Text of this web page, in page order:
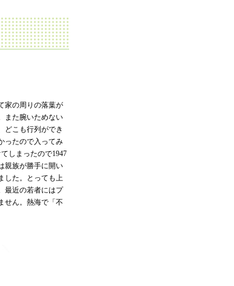
家の周りの落葉が
また腕いためない
どこも行列ができ
ったので入ってみ
しまったので1947
親族が勝手に開い
した。とっても上
最近の若者にはプ
せん。熱海で「不